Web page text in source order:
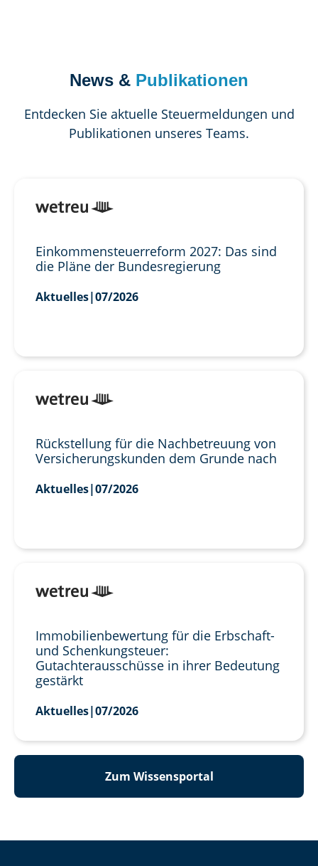
News & Publikationen
Entdecken Sie aktuelle Steuermeldungen und
Publikationen unseres Teams.
Einkommensteuerreform 2027: Das sind
die Pläne der Bundesregierung
Aktuelles|07/2026
Rückstellung für die Nachbetreuung von
Versicherungskunden dem Grunde nach
Aktuelles|07/2026
Immobilienbewertung für die Erbschaft-
und Schenkungsteuer:
Gutachterausschüsse in ihrer Bedeutung
gestärkt
Aktuelles|07/2026
Zum Wissensportal